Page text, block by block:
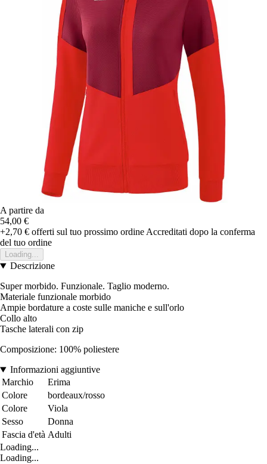
A partire da
54,00 €
+2,70 € offerti sul tuo prossimo ordine Accreditati dopo la conferma
del tuo ordine
Loading...
Descrizione
Super morbido. Funzionale. Taglio moderno.
Materiale funzionale morbido
Ampie bordature a coste sulle maniche e sull'orlo
Collo alto
Tasche laterali con zip
Composizione: 100% poliestere
Informazioni aggiuntive
Marchio
Erima
Colore
bordeaux/rosso
Colore
Viola
Sesso
Donna
Fascia d'età Adulti
Loading...
Loading...